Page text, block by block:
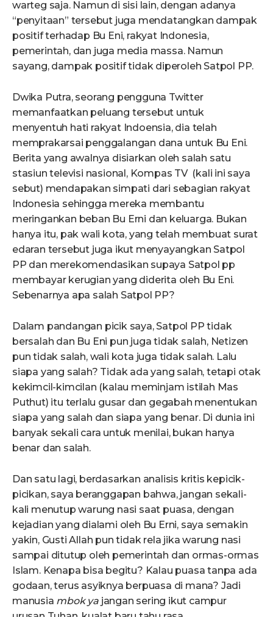
warteg saja. Namun di sisi lain, dengan adanya
“penyitaan” tersebut juga mendatangkan dampak
positif terhadap Bu Eni, rakyat Indonesia,
pemerintah, dan juga media massa. Namun
sayang, dampak positif tidak diperoleh Satpol PP.
Dwika Putra, seorang pengguna Twitter
memanfaatkan peluang tersebut untuk
menyentuh hati rakyat Indoensia, dia telah
memprakarsai penggalangan dana untuk Bu Eni.
Berita yang awalnya disiarkan oleh salah satu
stasiun televisi nasional, Kompas TV (kali ini saya
sebut) mendapakan simpati dari sebagian rakyat
Indonesia sehingga mereka membantu
meringankan beban Bu Erni dan keluarga. Bukan
hanya itu, pak wali kota, yang telah membuat surat
edaran tersebut juga ikut menyayangkan Satpol
PP dan merekomendasikan supaya Satpol pp
membayar kerugian yang diderita oleh Bu Eni.
Sebenarnya apa salah Satpol PP?
Dalam pandangan picik saya, Satpol PP tidak
bersalah dan Bu Eni pun juga tidak salah, Netizen
pun tidak salah, wali kota juga tidak salah. Lalu
siapa yang salah? Tidak ada yang salah, tetapi otak
kekimcil-kimcilan (kalau meminjam istilah Mas
Puthut) itu terlalu gusar dan gegabah menentukan
siapa yang salah dan siapa yang benar. Di dunia ini
banyak sekali cara untuk menilai, bukan hanya
benar dan salah.
Dan satu lagi, berdasarkan analisis kritis kepicik-
picikan, saya beranggapan bahwa, jangan sekali-
kali menutup warung nasi saat puasa, dengan
kejadian yang dialami oleh Bu Erni, saya semakin
yakin, Gusti Allah pun tidak rela jika warung nasi
sampai ditutup oleh pemerintah dan ormas-ormas
Islam. Kenapa bisa begitu? Kalau puasa tanpa ada
godaan, terus asyiknya berpuasa di mana? Jadi
manusia mbok ya jangan sering ikut campur